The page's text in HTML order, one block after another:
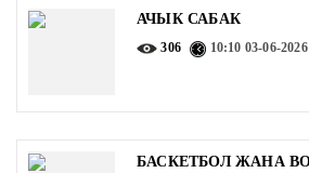
АЧЫК САБАК
306 10:10 03-06-2026
БАСКЕТБОЛ ЖАНА